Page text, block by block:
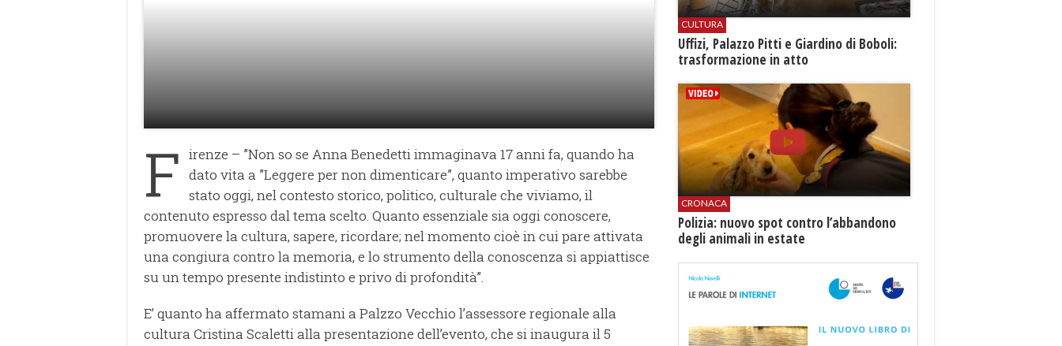
F irenze – ”Non so se Anna Benedetti immaginava 17 anni fa, quando ha
dato vita a ”Leggere per non dimenticare”, quanto imperativo sarebbe
stato oggi, nel contesto storico, politico, culturale che viviamo, il
contenuto espresso dal tema scelto. Quanto essenziale sia oggi conoscere,
promuovere la cultura, sapere, ricordare; nel momento cioè in cui pare attivata
una congiura contro la memoria, e lo strumento della conoscenza si appiattisce
su un tempo presente indistinto e privo di profondità”.
E’ quanto ha affermato stamani a Palzzo Vecchio l’assessore regionale alla
cultura Cristina Scaletti alla presentazione dell’evento, che si inaugura il 5
CULTURA
Uffizi, Palazzo Pitti e Giardino di Boboli:
trasformazione in atto
CRONACA
Polizia: nuovo spot contro l’abbandono
degli animali in estate